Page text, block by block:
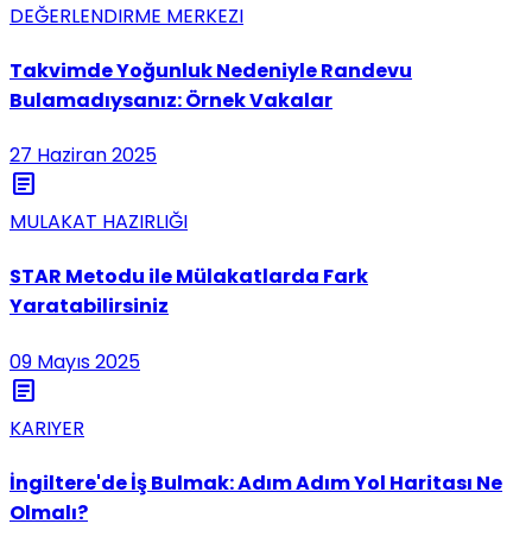
DEĞERLENDIRME MERKEZI
Takvimde Yoğunluk Nedeniyle Randevu
Bulamadıysanız: Örnek Vakalar
27 Haziran 2025
article
MULAKAT HAZIRLIĞI
STAR Metodu ile Mülakatlarda Fark
Yaratabilirsiniz
09 Mayıs 2025
article
KARIYER
İngiltere'de İş Bulmak: Adım Adım Yol Haritası Ne
Olmalı?